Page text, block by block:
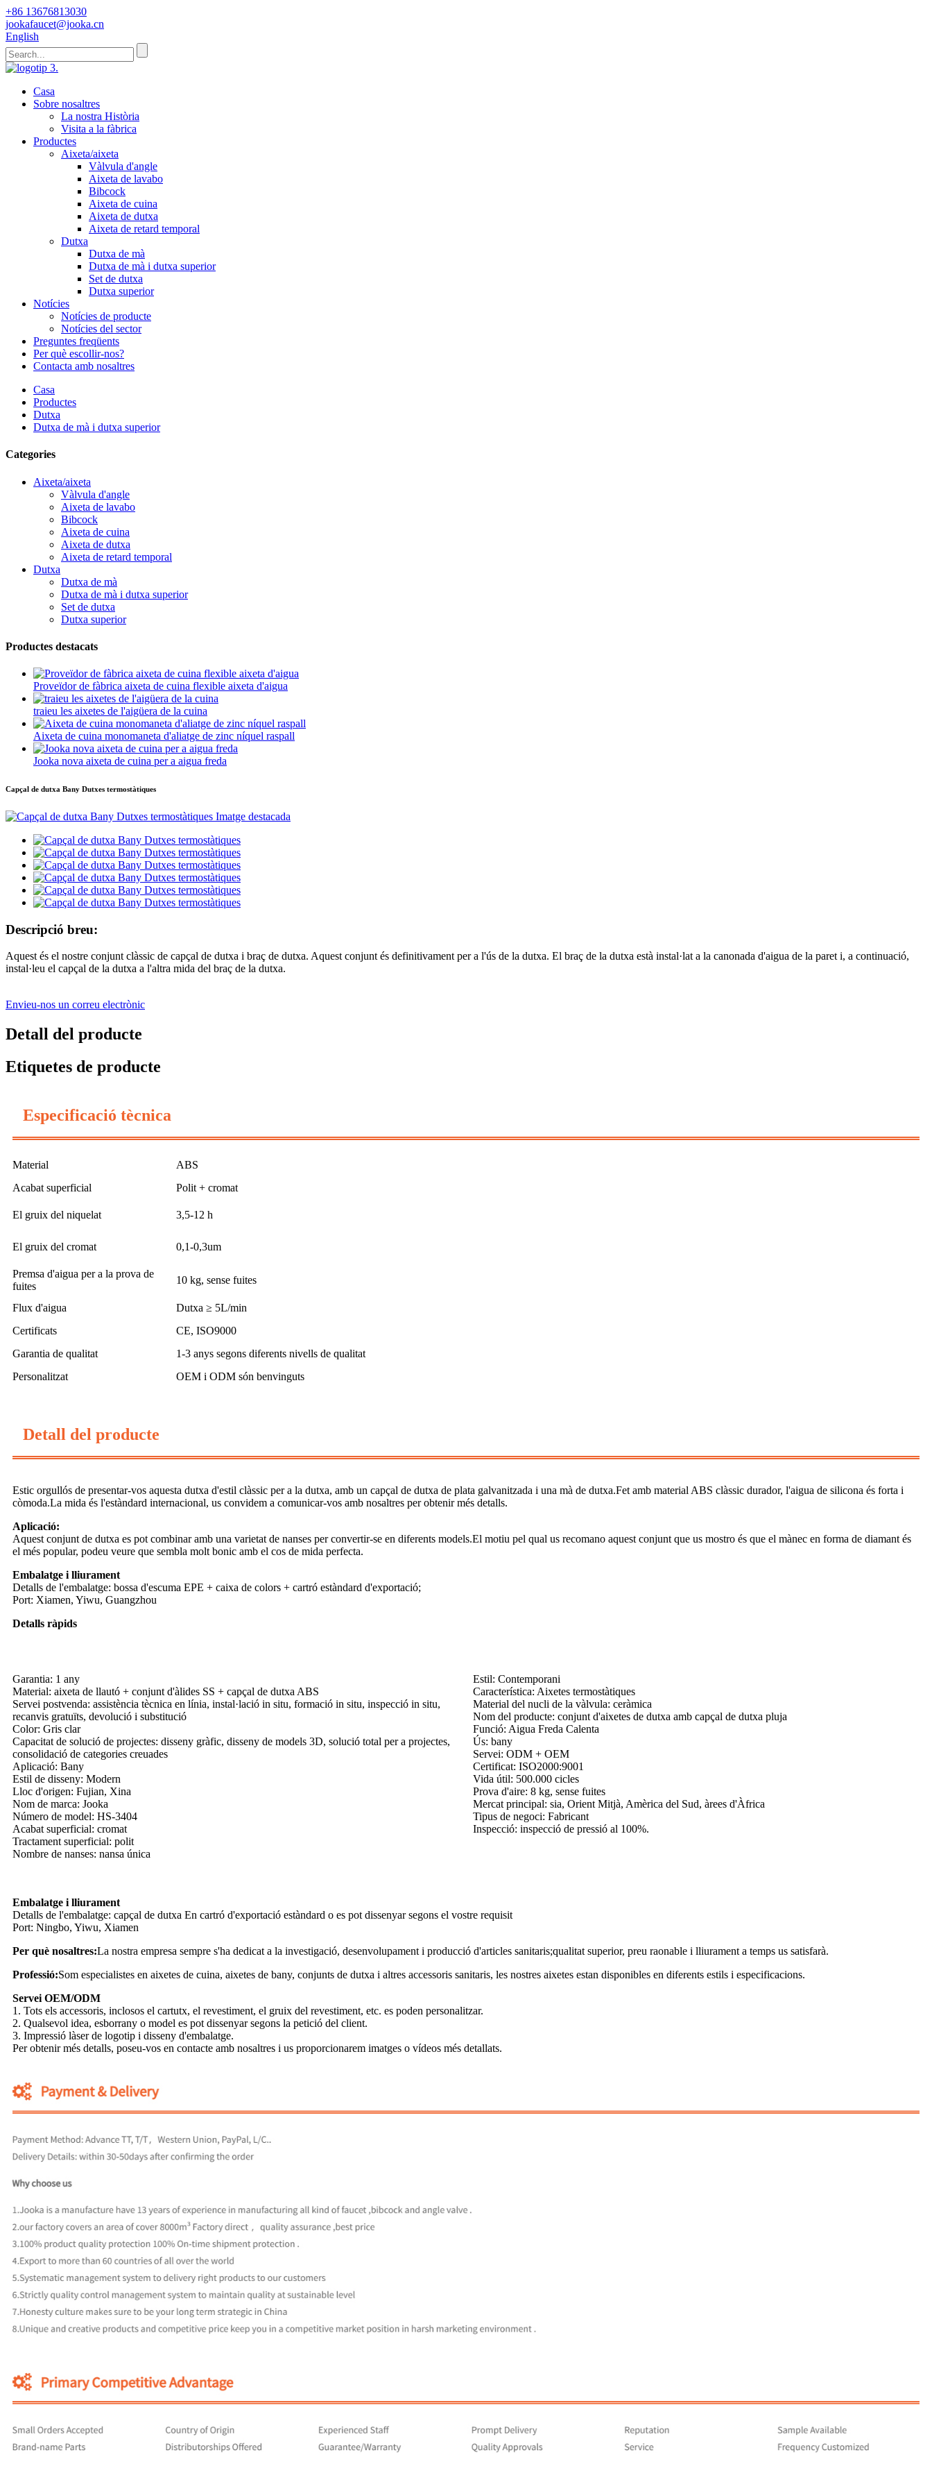
+86 13676813030
jookafaucet@jooka.cn
English
Casa
Sobre nosaltres
La nostra Història
Visita a la fàbrica
Productes
Aixeta/aixeta
Vàlvula d'angle
Aixeta de lavabo
Bibcock
Aixeta de cuina
Aixeta de dutxa
Aixeta de retard temporal
Dutxa
Dutxa de mà
Dutxa de mà i dutxa superior
Set de dutxa
Dutxa superior
Notícies
Notícies de producte
Notícies del sector
Preguntes freqüents
Per què escollir-nos?
Contacta amb nosaltres
Casa
Productes
Dutxa
Dutxa de mà i dutxa superior
Categories
Aixeta/aixeta
Vàlvula d'angle
Aixeta de lavabo
Bibcock
Aixeta de cuina
Aixeta de dutxa
Aixeta de retard temporal
Dutxa
Dutxa de mà
Dutxa de mà i dutxa superior
Set de dutxa
Dutxa superior
Productes destacats
Proveïdor de fàbrica aixeta de cuina flexible aixeta d'aigua
traieu les aixetes de l'aigüera de la cuina
Aixeta de cuina monomaneta d'aliatge de zinc níquel raspall
Jooka nova aixeta de cuina per a aigua freda
Capçal de dutxa Bany Dutxes termostàtiques
Descripció breu:
Aquest és el nostre conjunt clàssic de capçal de dutxa i braç de dutxa. Aquest conjunt és definitivament per a l'ús de la dutxa. El braç de la dutxa està instal·lat a la canonada d'aigua de la paret i, a continuació,
instal·leu el capçal de la dutxa a l'altra mida del braç de la dutxa.
Envieu-nos un correu electrònic
Detall del producte
Etiquetes de producte
Especificació tècnica
Material
ABS
Acabat superficial
Polit + cromat
El gruix del niquelat 3,5-12 h
El gruix del cromat 0,1-0,3um
Premsa d'aigua per a la prova de
fuites
10 kg, sense fuites
Flux d'aigua
Dutxa ≥ 5L/min
Certificats
CE, ISO9000
Garantia de qualitat
1-3 anys segons diferents nivells de qualitat
Personalitzat
OEM i ODM són benvinguts
Detall del producte
Estic orgullós de presentar-vos aquesta dutxa d'estil clàssic per a la dutxa, amb un capçal de dutxa de plata galvanitzada i una mà de dutxa.Fet amb material ABS clàssic durador, l'aigua de silicona és forta i
còmoda.La mida és l'estàndard internacional, us convidem a comunicar-vos amb nosaltres per obtenir més detalls.
Aplicació:
Aquest conjunt de dutxa es pot combinar amb una varietat de nanses per convertir-se en diferents models.El motiu pel qual us recomano aquest conjunt que us mostro és que el mànec en forma de diamant és
el més popular, podeu veure que sembla molt bonic amb el cos de mida perfecta.
Embalatge i lliurament
Detalls de l'embalatge: bossa d'escuma EPE + caixa de colors + cartró estàndard d'exportació;
Port: Xiamen, Yiwu, Guangzhou
Detalls ràpids
Garantia: 1 any
Material: aixeta de llautó + conjunt d'àlides SS + capçal de dutxa ABS
Servei postvenda: assistència tècnica en línia, instal·lació in situ, formació in situ, inspecció in situ,
recanvis gratuïts, devolució i substitució
Color: Gris clar
Capacitat de solució de projectes: disseny gràfic, disseny de models 3D, solució total per a projectes,
consolidació de categories creuades
Aplicació: Bany
Estil de disseny: Modern
Lloc d'origen: Fujian, Xina
Nom de marca: Jooka
Número de model: HS-3404
Acabat superficial: cromat
Tractament superficial: polit
Nombre de nanses: nansa única
Estil: Contemporani
Característica: Aixetes termostàtiques
Material del nucli de la vàlvula: ceràmica
Nom del producte: conjunt d'aixetes de dutxa amb capçal de dutxa pluja
Funció: Aigua Freda Calenta
Ús: bany
Servei: ODM + OEM
Certificat: ISO2000:9001
Vida útil: 500.000 cicles
Prova d'aire: 8 kg, sense fuites
Mercat principal: sia, Orient Mitjà, Amèrica del Sud, àrees d'Àfrica
Tipus de negoci: Fabricant
Inspecció: inspecció de pressió al 100%.
Embalatge i lliurament
Detalls de l'embalatge: capçal de dutxa En cartró d'exportació estàndard o es pot dissenyar segons el vostre requisit
Port: Ningbo, Yiwu, Xiamen
Per què nosaltres:La nostra empresa sempre s'ha dedicat a la investigació, desenvolupament i producció d'articles sanitaris;qualitat superior, preu raonable i lliurament a temps us satisfarà.
Professió:Som especialistes en aixetes de cuina, aixetes de bany, conjunts de dutxa i altres accessoris sanitaris, les nostres aixetes estan disponibles en diferents estils i especificacions.
Servei OEM/ODM
1. Tots els accessoris, inclosos el cartutx, el revestiment, el gruix del revestiment, etc. es poden personalitzar.
2. Qualsevol idea, esborrany o model es pot dissenyar segons la petició del client.
3. Impressió làser de logotip i disseny d'embalatge.
Per obtenir més detalls, poseu-vos en contacte amb nosaltres i us proporcionarem imatges o vídeos més detallats.